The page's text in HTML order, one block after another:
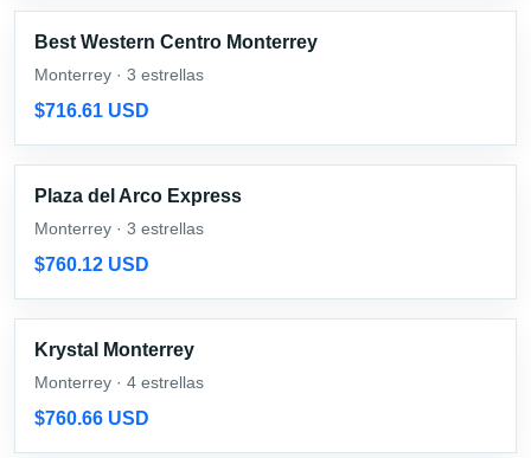
Best Western Centro Monterrey
Monterrey · 3 estrellas
$716.61 USD
Plaza del Arco Express
Monterrey · 3 estrellas
$760.12 USD
Krystal Monterrey
Monterrey · 4 estrellas
$760.66 USD